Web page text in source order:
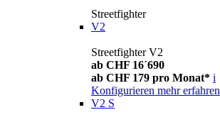
Streetfighter
V2
Streetfighter V2
ab CHF 16´690
ab CHF 179 pro Monat* i
Konfigurieren mehr erfahren
V2 S